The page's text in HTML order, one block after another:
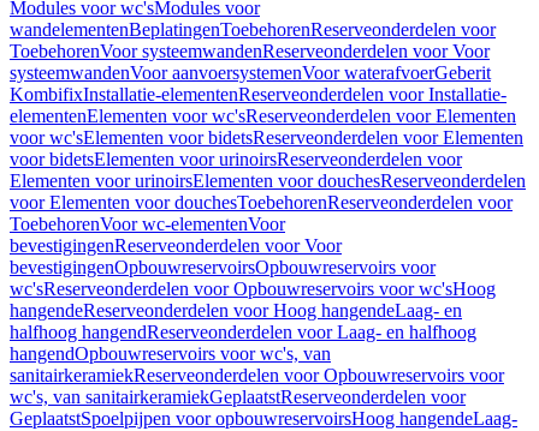
Modules voor wc'sModules voor
wandelementenBeplatingenToebehorenReserveonderdelen voor
ToebehorenVoor systeemwandenReserveonderdelen voor Voor
systeemwandenVoor aanvoersystemenVoor waterafvoerGeberit
KombifixInstallatie-elementenReserveonderdelen voor Installatie-
elementenElementen voor wc'sReserveonderdelen voor Elementen
voor wc'sElementen voor bidetsReserveonderdelen voor Elementen
voor bidetsElementen voor urinoirsReserveonderdelen voor
Elementen voor urinoirsElementen voor douchesReserveonderdelen
voor Elementen voor douchesToebehorenReserveonderdelen voor
ToebehorenVoor wc-elementenVoor
bevestigingenReserveonderdelen voor Voor
bevestigingenOpbouwreservoirsOpbouwreservoirs voor
wc'sReserveonderdelen voor Opbouwreservoirs voor wc'sHoog
hangendeReserveonderdelen voor Hoog hangendeLaag- en
halfhoog hangendReserveonderdelen voor Laag- en halfhoog
hangendOpbouwreservoirs voor wc's, van
sanitairkeramiekReserveonderdelen voor Opbouwreservoirs voor
wc's, van sanitairkeramiekGeplaatstReserveonderdelen voor
GeplaatstSpoelpijpen voor opbouwreservoirsHoog hangendeLaag-